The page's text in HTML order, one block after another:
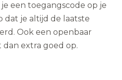
een toegangscode op je
dat je altijd de laatste
Ook een openbaar
dan extra goed op.